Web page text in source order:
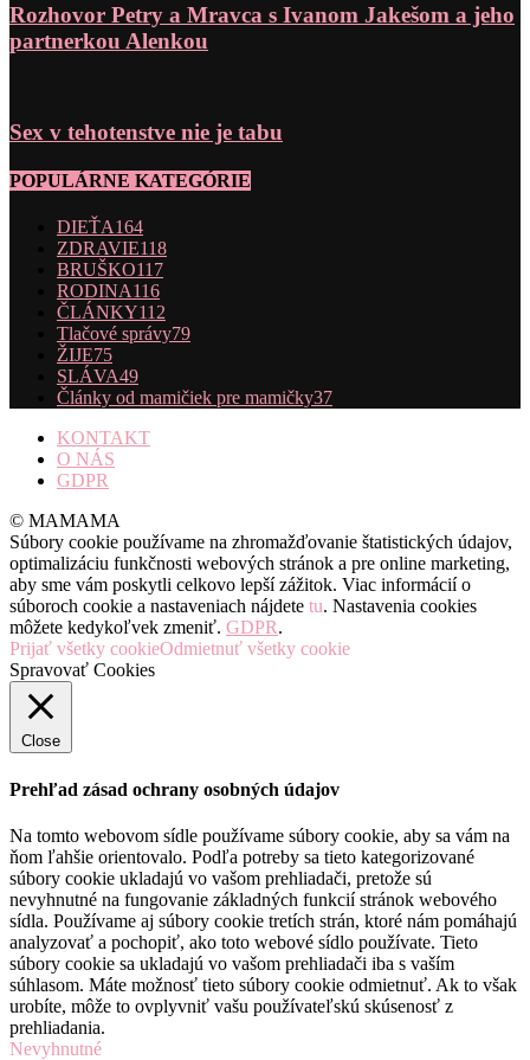
Rozhovor Petry a Mravca s Ivanom Jakešom a jeho
partnerkou Alenkou
Sex v tehotenstve nie je tabu
POPULÁRNE KATEGÓRIE
DIEŤA164
ZDRAVIE118
BRUŠKO117
RODINA116
ČLÁNKY112
Tlačové správy79
ŽIJE75
SLÁVA49
Články od mamičiek pre mamičky37
KONTAKT
O NÁS
GDPR
© MAMAMA
Súbory cookie používame na zhromažďovanie štatistických údajov,
optimalizáciu funkčnosti webových stránok a pre online marketing,
aby sme vám poskytli celkovo lepší zážitok. Viac informácií o
súboroch cookie a nastaveniach nájdete tu. Nastavenia cookies
môžete kedykoľvek zmeniť. GDPR.
Prijať všetky cookieOdmietnuť všetky cookie
Spravovať Cookies
Close
Prehľad zásad ochrany osobných údajov
Na tomto webovom sídle používame súbory cookie, aby sa vám na
ňom ľahšie orientovalo. Podľa potreby sa tieto kategorizované
súbory cookie ukladajú vo vašom prehliadači, pretože sú
nevyhnutné na fungovanie základných funkcií stránok webového
sídla. Používame aj súbory cookie tretích strán, ktoré nám pomáhajú
analyzovať a pochopiť, ako toto webové sídlo používate. Tieto
súbory cookie sa ukladajú vo vašom prehliadači iba s vaším
súhlasom. Máte možnosť tieto súbory cookie odmietnuť. Ak to však
urobíte, môže to ovplyvniť vašu používateľskú skúsenosť z
prehliadania.
Nevyhnutné